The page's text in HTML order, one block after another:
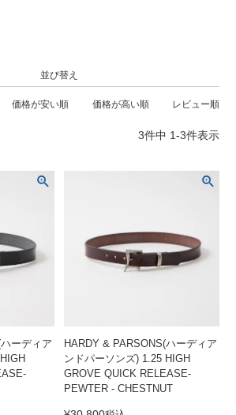
並び替え
価格が安い順 価格が高い順 レビュー順
3件中 1-3件表示
ーディア
HARDY & PARSONS(ハーディア
ンドパーソンズ) 1.25 HIGH
GROVE QUICK RELEASE-
PEWTER - CHESTNUT